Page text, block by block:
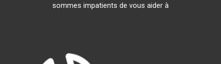
sommes impatients de vous aider à